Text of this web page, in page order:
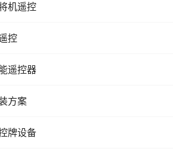
机遥控
控
遥控器
方案
牌设备